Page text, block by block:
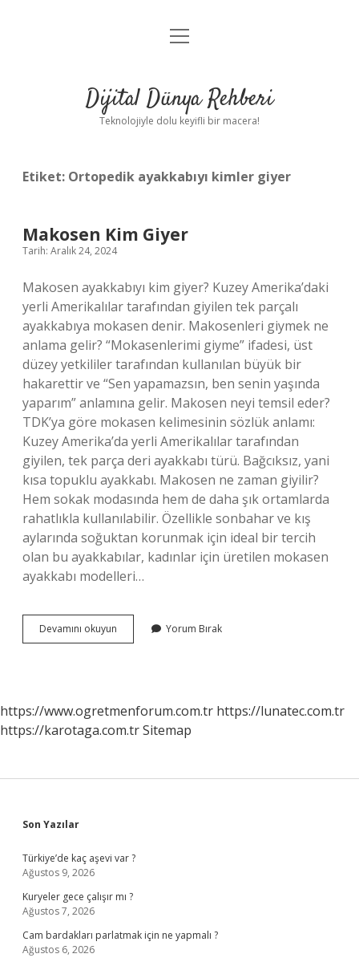
Anasayfa
Yasal Uyarı
menüyü
Dijital Dünya Rehberi
Teknolojiyle dolu keyifli bir macera!
Etiket: Ortopedik ayakkabıyı kimler giyer
Makosen Kim Giyer
Tarih: Aralık 24, 2024
Makosen ayakkabıyı kim giyer? Kuzey Amerika’daki
yerli Amerikalılar tarafından giyilen tek parçalı
ayakkabıya mokasen denir. Makosenleri giymek ne
anlama gelir? “Mokasenlerimi giyme” ifadesi, üst
düzey yetkililer tarafından kullanılan büyük bir
hakarettir ve “Sen yapamazsın, ben senin yaşında
yaparım” anlamına gelir. Makosen neyi temsil eder?
TDK’ya göre mokasen kelimesinin sözlük anlamı:
Kuzey Amerika’da yerli Amerikalılar tarafından
giyilen, tek parça deri ayakkabı türü. Bağcıksız, yani
kısa topuklu ayakkabı. Makosen ne zaman giyilir?
Hem sokak modasında hem de daha şık ortamlarda
rahatlıkla kullanılabilir. Özellikle sonbahar ve kış
aylarında soğuktan korunmak için ideal bir tercih
olan bu ayakkabılar, kadınlar için üretilen mokasen
ayakkabı modelleri…
Devamını okuyun Makosen
Kim
Yorum Bırak
https://www.ogretmenforum.com.tr https://lunatec.com.tr
https://karotaga.com.trSitemap
Sidebar
Son Yazılar
Türkiye’de kaç aşevi var ?
Ağustos 9, 2026
Kuryeler gece çalışır mı ?
Ağustos 7, 2026
Cam bardakları parlatmak için ne yapmalı ?
Ağustos 6, 2026